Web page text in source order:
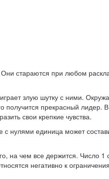
стараются при любом
злую шутку с ними.
получится прекрасный
свои крепкие чувства.
нулями единица может
на чем все держится. Число
негативно к